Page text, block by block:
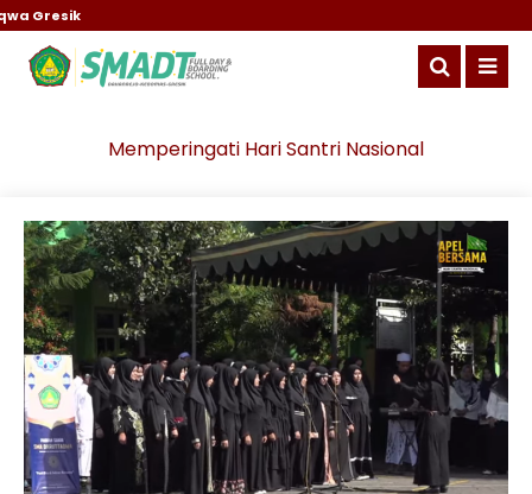
Gresik
Memperingati Hari Santri Nasional